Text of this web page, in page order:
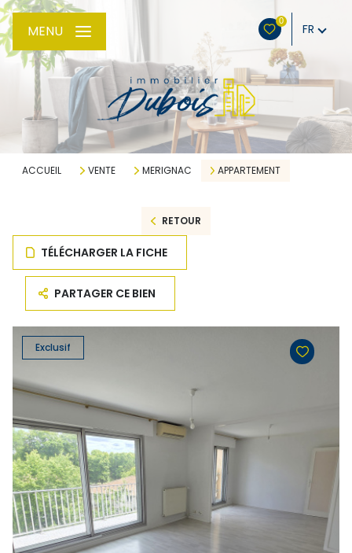
0
FR
MENU
ACCUEIL VENTE MERIGNAC APPARTEMENT
RETOUR
TÉLÉCHARGER LA FICHE
PARTAGER CE BIEN
Exclusif